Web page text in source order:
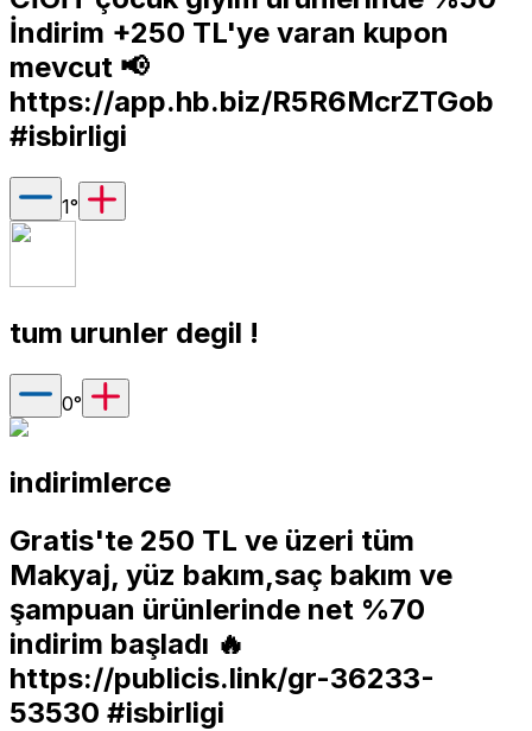
İndirim +250 TL'ye varan kupon
mevcut 📢
https://app.hb.biz/R5R6McrZTGob
#isbirligi
1°
tum urunler degil !
0°
indirimlerce
Gratis'te 250 TL ve üzeri tüm
Makyaj, yüz bakım,saç bakım ve
şampuan ürünlerinde net %70
indirim başladı 🔥
https://publicis.link/gr-36233-
53530 #isbirligi